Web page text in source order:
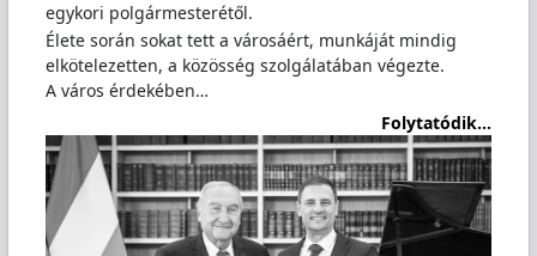
egykori polgármesterétől.
Élete során sokat tett a városáért, munkáját mindig
elkötelezetten, a közösség szolgálatában végezte.
A város érdekében…
Folytatódik...